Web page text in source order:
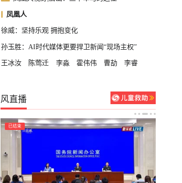
凤凰人
徐威：坚持乐观 拥抱变化
孙玉胜：AI时代媒体更要捍卫新闻“现场主权”
王冰汝 陈莺迁 李淼 霍伟伟 曹劼 李睿
风直播
已结束